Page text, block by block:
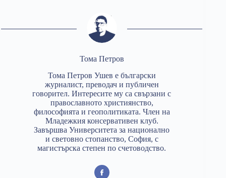
Тома Петров
Тома Петров Ушев е български
журналист, преводач и публичен
говорител. Интересите му са свързани с
православното християнство,
философията и геополитиката. Член на
Младежкия консервативен клуб.
Завършва Университета за национално
и световно стопанство, София, с
магистърска степен по счетоводство.